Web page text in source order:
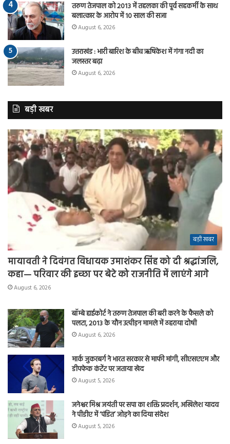
तरुण तेजपाल को 2013 में तहलका की पूर्व सहकर्मी के साथ
बलात्कार के आरोप में 10 साल की सजा
August 6, 2026
उत्तराखंड : भारी बारिश के बीच ऋषिकेश में गंगा नदी का
जलस्तर बढ़ा
August 6, 2026
बड़ी खबर
बड़ी खबर
मायावती ने दिवंगत विधायक उमाशंकर सिंह को दी श्रद्धांजलि,
कहा— परिवार की इच्छा पर बेटे को राजनीति में लाएंगे आगे
August 6, 2026
बॉम्बे हाईकोर्ट ने तरुण तेजपाल की बरी करने के फैसले को
पलटा, 2013 के यौन उत्पीड़न मामले में ठहराया दोषी
August 6, 2026
मार्क जुकरबर्ग ने भारत सरकार से माफी मांगी, सीएसएएम और
डीपफेक कंटेंट पर जताया खेद
August 5, 2026
जनेश्वर मिश्र जयंती पर सपा का शक्ति प्रदर्शन, अखिलेश यादव
ने पीडीए में ‘पंडित’ जोड़ने का दिया संदेश
August 5, 2026